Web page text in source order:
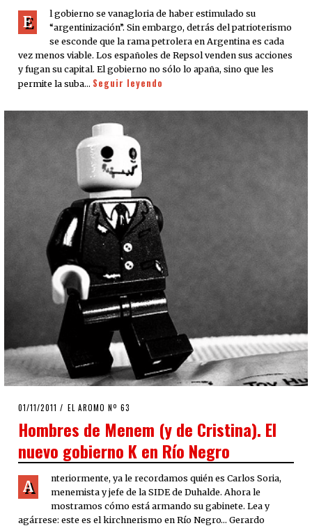
E
l gobierno se vanagloria de haber estimulado su
“argentinización”. Sin embargo, detrás del patrioterismo
se esconde que la rama petrolera en Argentina es cada
vez menos viable. Los españoles de Repsol venden sus acciones
y fugan su capital. El gobierno no sólo lo apaña, sino que les
permite la suba… Seguir leyendo
POSTED
01/11/2011 24/09/2020
EL AROMO Nº 63
Hombres de Menem (y de Cristina). El
nuevo gobierno K en Río Negro
A
nteriormente, ya le recordamos quién es Carlos Soria,
menemista y jefe de la SIDE de Duhalde. Ahora le
mostramos cómo está armando su gabinete. Lea y
agárrese: este es el kirchnerismo en Río Negro… Gerardo